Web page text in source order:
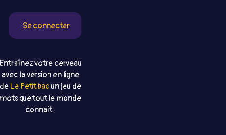
Se connecter
Entraînez votre cerveau
avec la version en ligne
de Le Petit bacun jeu de
mots que tout le monde
connaît.